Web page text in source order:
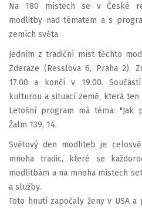
Na 180 místech se v České
modlitby nad tématem a s
zemích světa.
Jedním z tradiční míst těchto
Zderaze (Resslova 6, Praha 2).
17.00 a končí v 19.00.
kulturou a situací země, která
Letošní program má téma: "Jak
Žalm 139, 14.
Světový den modliteb je
mnoha tradic, které se
modlitbám a na mnoha místech
a služby.
Toto hnutí započaly ženy v USA